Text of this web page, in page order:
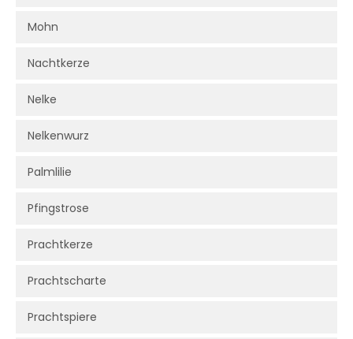
Mohn
Nachtkerze
Nelke
Nelkenwurz
Palmlilie
Pfingstrose
Prachtkerze
Prachtscharte
Prachtspiere